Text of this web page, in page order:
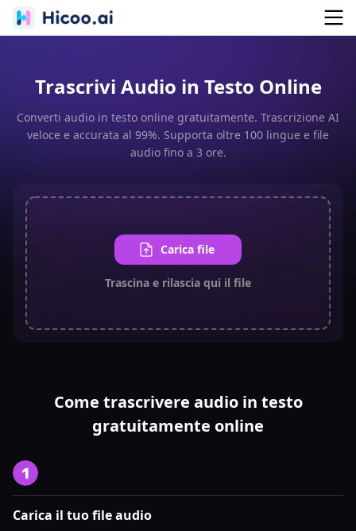
Trascrivi Audio in Testo Online
Converti audio in testo online gratuitamente. Trascrizione AI
veloce e accurata al 99%. Supporta oltre 100 lingue e file
audio fino a 3 ore.
Carica file
Trascina e rilascia qui il file
Come trascrivere audio in testo
gratuitamente online
Carica il tuo file audio